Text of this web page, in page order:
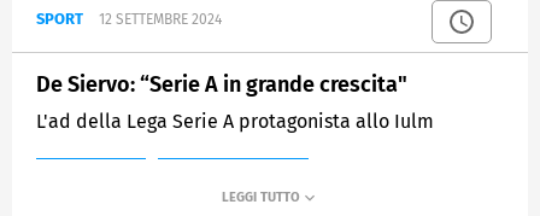
SPORT 12 SETTEMBRE 2024
De Siervo: “Serie A in grande crescita"
L'ad della Lega Serie A protagonista allo Iulm